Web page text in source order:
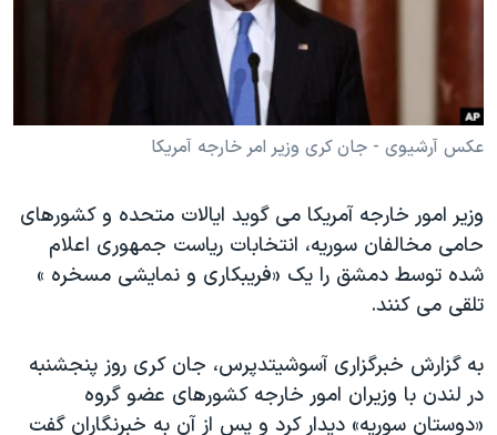
حقوق شهروندی
اقتصادی
علم و فناوری
گالری عکس
آرشیو پخش زنده
انتخابات ریاست جمهوری آمریکا ۲۰۲۴
حمله جمهوری اسلامی به اسرائیل
رمز مهسا
اعتراضات زن، زندگی، آزادی
مجموعه مستندهای دادخواهی
تریبونال مردمی آبان ۹۸
چهل سال گروگان‌گیری
قانون شفافیت دارائی کادر رهبری ایران
عکس آرشیوی - جان کری وزیر امر خارجه آمریکا
وزیر امور خارجه آمریکا می گوید ایالات متحده و کشورهای
حامی مخالفان سوریه، انتخابات ریاست جمهوری اعلام
شده توسط دمشق را یک «فریبکاری و نمایشی مسخره »
تلقی می کنند.
به گزارش خبرگزاری آسوشیتدپرس، جان کری روز پنجشنبه
در لندن با وزیران امور خارجه کشورهای عضو گروه
«دوستان سوریه» دیدار کرد و پس از آن به خبرنگاران گفت